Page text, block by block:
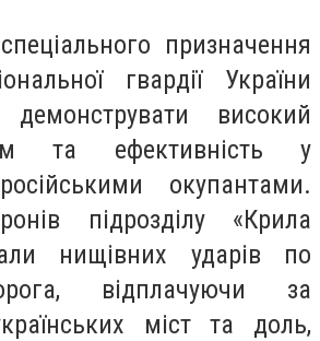
призначення
гвардії України
демонструвати високий
та ефективність у
окупантами.
підрозділу «Крила
нищівних ударів по
відплачуючи за
міст та доль,